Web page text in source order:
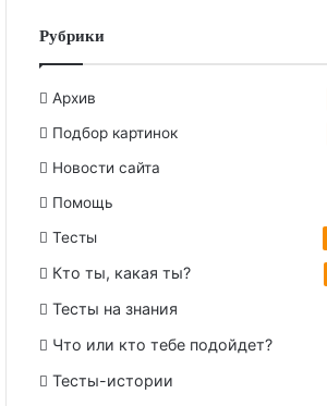
Рубрики
Архив
Подбор картинок
Новости сайта
Помощь
Тесты
Кто ты, какая ты?
Тесты на знания
Что или кто тебе подойдет?
Тесты-истории